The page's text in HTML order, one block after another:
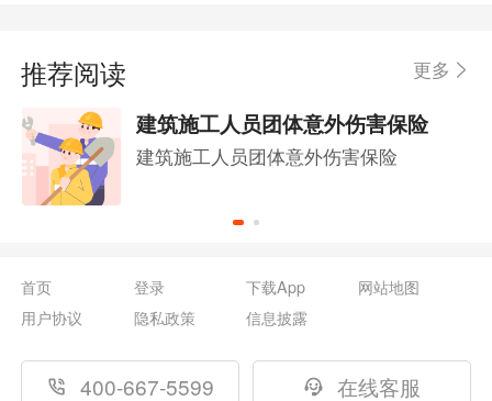
推荐阅读 更多
建筑施工人员团体意外伤害保险
建筑施工人员团体意外伤害保险
首页 登录 下载App
网站地图
用户协议
隐私政策 信息披露
400-667-5599 在线客服